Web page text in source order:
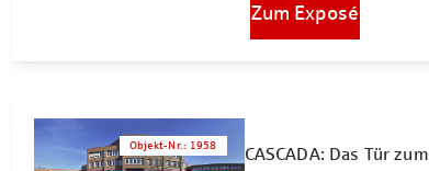
Zum Exposé
Objekt-Nr.: 1958
CASCADA: Das Tür zum